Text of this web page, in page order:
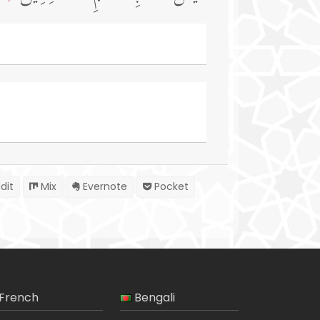
Mix Evernote Pocket
Bengali